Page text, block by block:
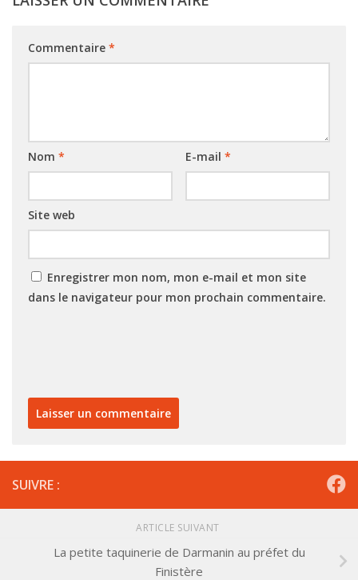
Commentaire *
Nom * E-mail *
Site web
Enregistrer mon nom, mon e-mail et mon site
dans le navigateur pour mon prochain commentaire.
SUIVRE :
ARTICLE SUIVANT
La petite taquinerie de Darmanin au préfet du
Finistère